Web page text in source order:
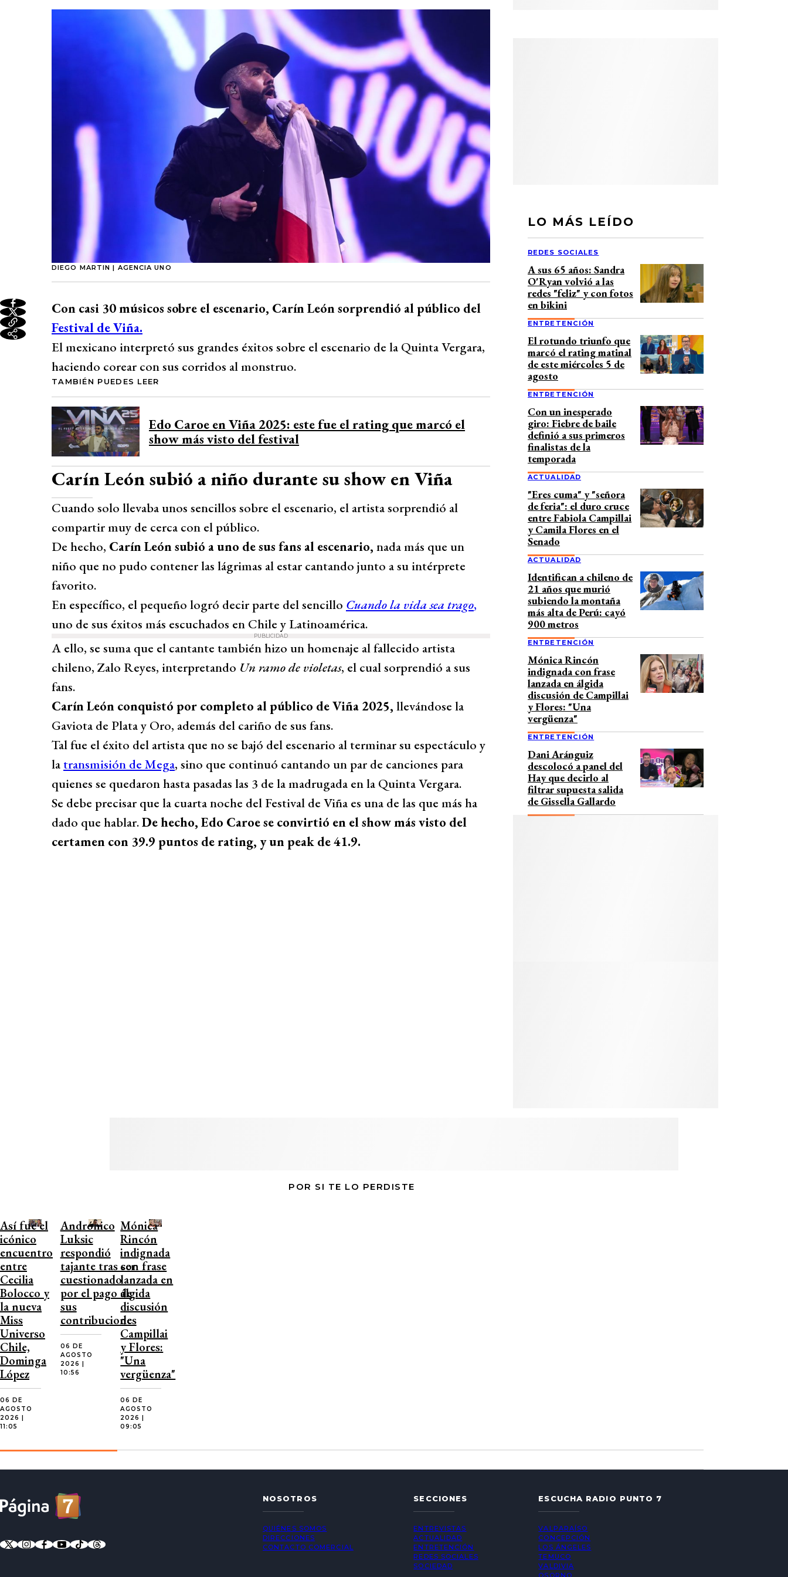
DIEGO MARTIN | AGENCIA UNO
Con casi 30 músicos sobre el escenario, Carín León sorprendió al público del
Festival de Viña.
El mexicano interpretó sus grandes éxitos sobre el escenario de la Quinta Vergara,
haciendo corear con sus corridos al monstruo.
TAMBIÉN PUEDES LEER
Edo Caroe en Viña 2025: este fue el rating que marcó el
show más visto del festival
Carín León subió a niño durante su show en Viña
Cuando solo llevaba unos sencillos sobre el escenario, el artista sorprendió al
compartir muy de cerca con el público.
De hecho, Carín León subió a uno de sus fans al escenario, nada más que un
niño que no pudo contener las lágrimas al estar cantando junto a su intérprete
favorito.
En específico, el pequeño logró decir parte del sencillo Cuando la vida sea trago,
uno de sus éxitos más escuchados en Chile y Latinoamérica.
PUBLICIDAD
A ello, se suma que el cantante también hizo un homenaje al fallecido artista
chileno, Zalo Reyes, interpretando Un ramo de violetas, el cual sorprendió a sus
fans.
Carín León conquistó por completo al público de Viña 2025, llevándose la
Gaviota de Plata y Oro, además del cariño de sus fans.
Tal fue el éxito del artista que no se bajó del escenario al terminar su espectáculo y
la transmisión de Mega, sino que continuó cantando un par de canciones para
quienes se quedaron hasta pasadas las 3 de la madrugada en la Quinta Vergara.
Se debe precisar que la cuarta noche del Festival de Viña es una de las que más ha
dado que hablar.De hecho, Edo Caroe se convirtió en el show más visto del
certamen con 39.9 puntos de rating, y un peak de 41.9.
LO MÁS LEÍDO
REDES SOCIALES
A sus 65 años: Sandra
O'Ryan volvió a las
redes "feliz" y con fotos
en bikini
ENTRETENCIÓN
El rotundo triunfo que
marcó el rating matinal
de este miércoles 5 de
agosto
ENTRETENCIÓN
Con un inesperado
giro: Fiebre de baile
definió a sus primeros
finalistas de la
temporada
ACTUALIDAD
"Eres cuma" y "señora
de feria": el duro cruce
entre Fabiola Campillai
y Camila Flores en el
Senado
ACTUALIDAD
Identifican a chileno de
21 años que murió
subiendo la montaña
más alta de Perú: cayó
900 metros
ENTRETENCIÓN
Mónica Rincón
indignada con frase
lanzada en álgida
discusión de Campillai
y Flores: "Una
vergüenza"
ENTRETENCIÓN
Dani Aránguiz
descolocó a panel del
Hay que decirlo al
filtrar supuesta salida
de Gissella Gallardo
POR SI TE LO PERDISTE
Así fue el
icónico
encuentro
entre
Cecilia
Bolocco y
la nueva
Miss
Universo
Chile,
Dominga
López
06 DE
AGOSTO
2026 |
11:05
Andrónico
Luksic
respondió
tajante tras ser
cuestionado
por el pago de
sus
contribuciones
06 DE
AGOSTO
2026 |
10:56
Mónica
Rincón
indignada
con frase
lanzada en
álgida
discusión
de
Campillai
y Flores:
"Una
vergüenza"
06 DE
AGOSTO
2026 |
09:05
NOSOTROS
QUIÉNES SOMOS
DIRECCIONES
CONTACTO COMERCIAL
SECCIONES
ENTREVISTAS
ACTUALIDAD
ENTRETENCIÓN
REDES SOCIALES
SOCIEDAD
ESCUCHA RADIO PUNTO 7
VALPARAÍSO
CONCEPCIÓN
LOS ÁNGELES
TEMUCO
VALDIVIA
OSORNO